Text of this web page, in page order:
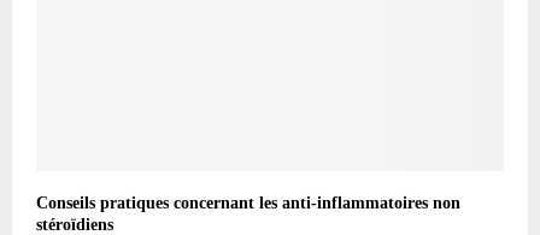
Conseils pratiques concernant les anti-inflammatoires non
stéroïdiens